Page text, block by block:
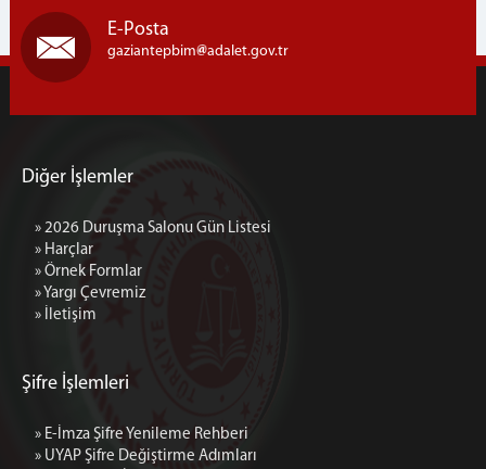
2 İDARE MAHKEMESİ
3 İDARE MAHKEMESİ
MÜLHAKATLARIMIZ
ADIYAMAN
1 İDARE MAHKEMESİ
2 İDARE MAHKEMESİ
3 İDARE MAHKEMESİ
KAHRAMANMARAŞ
2 İDARE MAHKEMESİ
3 İDARE MAHKEMESİ
E-Posta
gaziantepbim adalet.gov.tr
Diğer İşlemler
» 2026 Duruşma Salonu Gün Listesi
» Harçlar
» Örnek Formlar
» Yargı Çevremiz
» İletişim
Şifre İşlemleri
» E-İmza Şifre Yenileme Rehberi
» UYAP Şifre Değiştirme Adımları